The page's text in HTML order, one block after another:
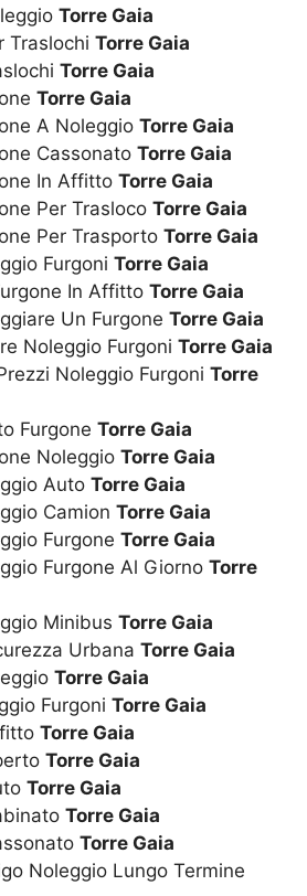
Torre Gaia
Traslochi Torre Gaia
Torre Gaia
Torre Gaia
A Noleggio Torre Gaia
Cassonato Torre Gaia
In Affitto Torre Gaia
Per Trasloco Torre Gaia
Per Trasporto Torre Gaia
Furgoni Torre Gaia
In Affitto Torre Gaia
Un Furgone Torre Gaia
Noleggio Furgoni Torre Gaia
Noleggio Furgoni Torre
Furgone Torre Gaia
Noleggio Torre Gaia
Auto Torre Gaia
Camion Torre Gaia
Furgone Torre Gaia
Furgone Al Giorno Torre
Minibus Torre Gaia
Urbana Torre Gaia
Torre Gaia
Furgoni Torre Gaia
Torre Gaia
Torre Gaia
Torre Gaia
Torre Gaia
Torre Gaia
Noleggio Lungo Termine